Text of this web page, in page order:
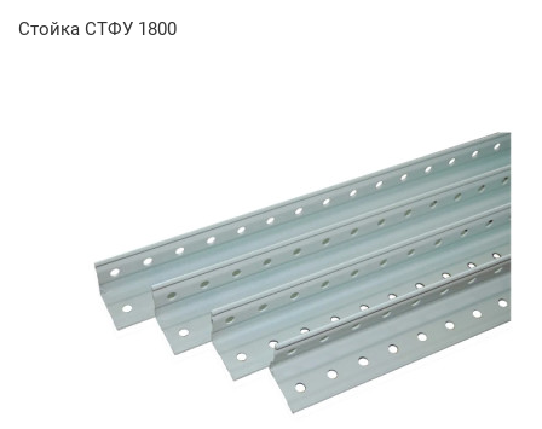
Стойка СТФУ 1800